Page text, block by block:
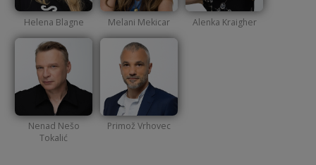
Helena Blagne Melani Mekicar Alenka Kraigher
Nenad Nešo
Tokalić
Primož Vrhovec